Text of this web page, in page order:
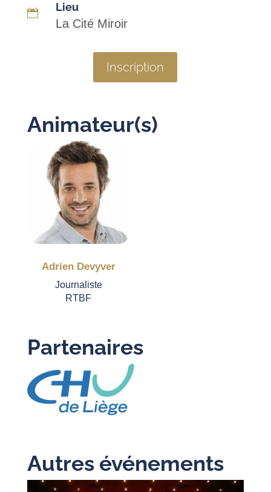
 Lieu
La Cité Miroir
Inscription
Animateur(s)
Adrien Devyver
Journaliste
RTBF
Partenaires
Autres événements